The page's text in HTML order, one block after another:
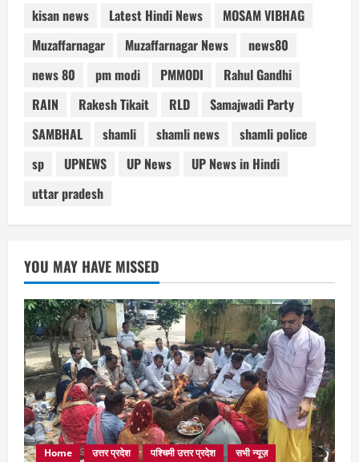
kisan news
Latest Hindi News
MOSAM VIBHAG
Muzaffarnagar
Muzaffarnagar News
news80
news 80
pm modi PMMODI
Rahul Gandhi
RAIN
Rakesh Tikait RLD
Samajwadi Party
SAMBHAL
shamli shamli news
shamli police
sp
UPNEWS UP News
UP News in Hindi
uttar pradesh
YOU MAY HAVE MISSED
Home उत्तर प्रदेश पश्चिमी उत्तर प्रदेश सभी न्यूज़